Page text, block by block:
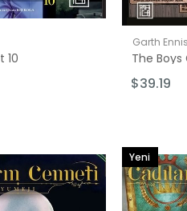
10
Garth Ennis
$39.19
Yeni
Ürün